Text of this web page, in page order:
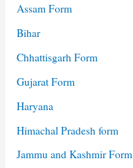
Assam Form
Bihar
Chhattisgarh Form
Gujarat Form
Haryana
Himachal Pradesh form
Jammu and Kashmir Form